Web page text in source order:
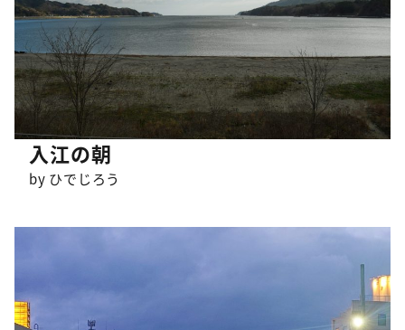
入江の朝
by ひでじろう